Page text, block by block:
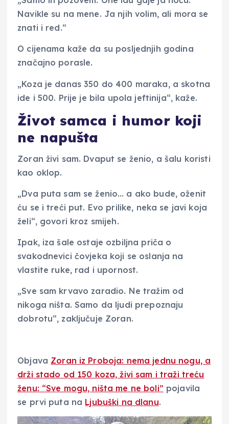
Navikle su na mene. Ja njih volim, ali mora se
znati i red.“
O cijenama kaže da su posljednjih godina
značajno porasle.
„Koza je danas 350 do 400 maraka, a skotna
ide i 500. Prije je bila upola jeftinija“, kaže.
Život samca i humor koji
ne napušta
Zoran živi sam. Dvaput se ženio, a šalu koristi
kao oklop.
„Dva puta sam se ženio… a ako bude, oženit
ću se i treći put. Evo prilike, neka se javi koja
želi“, govori kroz smijeh.
Ipak, iza šale ostaje ozbiljna priča o
svakodnevici čovjeka koji se oslanja na
vlastite ruke, rad i upornost.
„Sve sam krvavo zaradio. Ne tražim od
nikoga ništa. Samo da ljudi prepoznaju
dobrotu“, zaključuje Zoran.
Objava Zoran iz Proboja: nema jednu nogu, a
drži stado od 150 koza, živi sam i traži treću
ženu: “Sve mogu, ništa me ne boli” pojavila
se prvi puta na Ljubuški na dlanu.